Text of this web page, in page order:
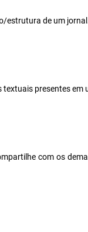
estrutura de um
textuais presentes em
com os